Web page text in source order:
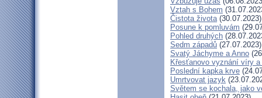
Vztah s Bohem
Čistota života(30.07.2023)
Posune k pomluvám
Pohled druhých
Sedm západů (27.07.2023)
Svatý Jáchyme a Anno
Křesťanovo vyznání víry
Poslední kapka krve
Umrtvovat jazyk
Světem se kochala, jako